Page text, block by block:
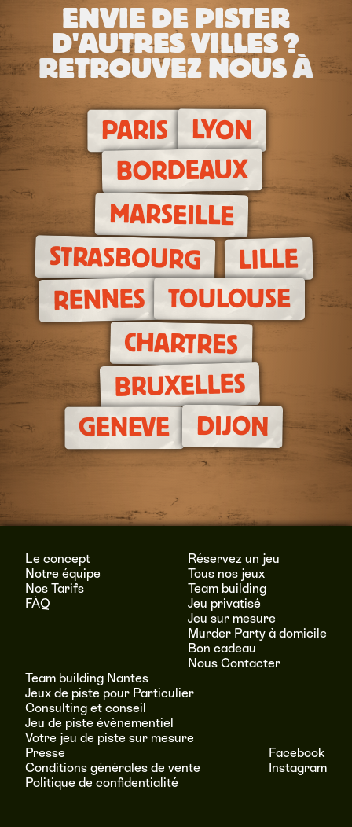
ENVIE DE PISTER
D'AUTRES VILLES ?
RETROUVEZ NOUS À
PARIS LYON
BORDEAUX
MARSEILLE
STRASBOURG LILLE
RENNES TOULOUSE
CHARTRES
BRUXELLES
GENEVE DIJON
Le concept
Notre équipe
Nos Tarifs
FÀQ
Réservez un jeu
Tous nos jeux
Team building
Jeu privatisé
Jeu sur mesure
Murder Party à domicile
Bon cadeau
Nous Contacter
Team building Nantes
Jeux de piste pour Particulier
Consulting et conseil
Jeu de piste évènementiel
Votre jeu de piste sur mesure
Presse
Conditions générales de vente
Politique de confidentialité
Facebook
Instagram